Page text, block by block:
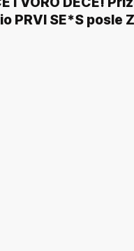
PRVI SE*S posle